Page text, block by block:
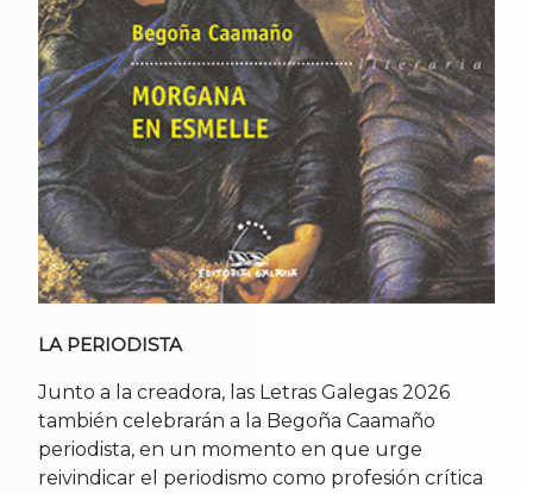
LA PERIODISTA
Junto a la creadora, las Letras Galegas 2026
también celebrarán a la Begoña Caamaño
periodista, en un momento en que urge
reivindicar el periodismo como profesión crítica